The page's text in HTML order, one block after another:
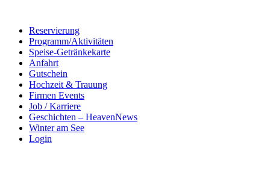
springenReservierung
Programm/Aktivitäten
Speise-Getränkekarte
Anfahrt
Gutschein
Hochzeit & Trauung
Firmen Events
Job / Karriere
Geschichten – HeavenNews
Winter am See
Login